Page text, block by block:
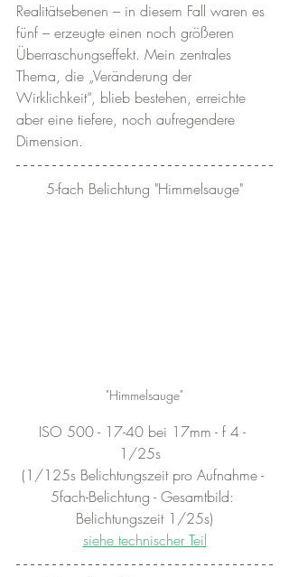
Realitätsebenen – in diesem Fall waren es
fünf – erzeugte einen noch größeren
Überraschungseffekt. Mein zentrales
Thema, die „Veränderung der
Wirklichkeit“, blieb bestehen, erreichte
aber eine tiefere, noch aufregendere
Dimension.
5-fach Belichtung "Himmelsauge"
"Himmelsauge"
ISO 500 - 17-40 bei 17mm - f 4 -
1/25s
(1/125s Belichtungszeit pro Aufnahme -
5fach-Belichtung - Gesamtbild:
Belichtungszeit 1/25s)
siehe technischer Teil